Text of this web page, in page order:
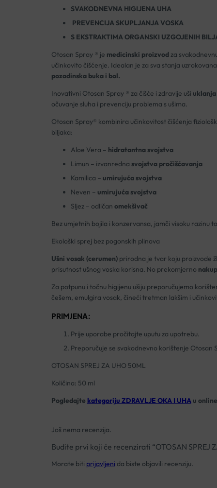
SVAKODNEVNA HIGIJENA UHA
PREVENCIJA SKUPLJANJA VOSKA
S EKSTRAKTIMA ORGANSKI UZGOJENIH
Otosan Spray ® je medicinski proizvodza
učinkovito čišćenje. Idealan je za sva stanja
pozadinska buka i bol.
Inovativni Otosan Spray ® za čišće i zdravije uši
očuvanje sluha i prevenciju problema s ušima.
Otosan Spray® kombinira učinkovitost čišćenja
biljaka:
Aloe Vera – hidratantna svojstva
Limun – izvanredna svojstva pročišćavanja
Kamilica – umirujuća svojstva
Neven – umirujuća svojstva
Sljez – odličan omekšivač
Bez umjetnih bojila i konzervansa, jamči visoku razinu
Ekološki sprej bez pogonskih plinova
Ušni vosak (cerumen)prirodna je tvar koju proizvode
prisutnost ušnog voska korisna. No prekomjerno
Za potpunu i točnu higijenu ušiju preporučujemo
češem, emulgira vosak, čineći tretman lakšim i
PRIMJENA:
Prije uporabe pročitajte uputu za upotrebu.
Preporučuje se svakodnevno korištenje Otosan
OTOSAN SPREJ ZA UHO 50ML
Količina: 50 ml
Pogledajte kategoriju ZDRAVLJE OKA I UHAu
Još nema recenzija.
Budite prvi koji će recenzirati “OTOSAN SPREJ
Morate biti prijavljeni da biste objavili recenziju.